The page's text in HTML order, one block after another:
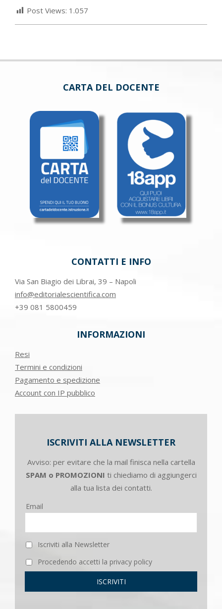
Post Views: 1.057
CARTA DEL DOCENTE
CONTATTI E INFO
Via San Biagio dei Librai, 39 – Napoli
info@editorialescientifica.com
+39 081 5800459
INFORMAZIONI
Resi
Termini e condizioni
Pagamento e spedizione
Account con IP pubblico
ISCRIVITI ALLA NEWSLETTER
Avviso: per evitare che la mail finisca nella cartella
SPAM o PROMOZIONI ti chiediamo di aggiungerci
alla tua lista dei contatti.
Email
Iscriviti alla Newsletter
Procedendo accetti la privacy policy